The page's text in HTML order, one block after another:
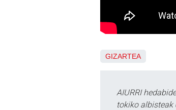
GIZARTEA
AIURRI
tokiko albisteak